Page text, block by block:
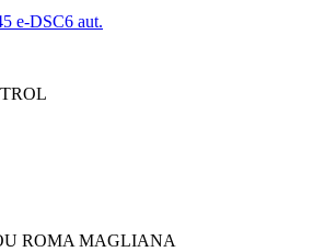
e-DSC6 aut.
ROMA MAGLIANA